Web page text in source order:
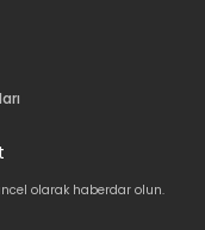
olarak haberdar olun.